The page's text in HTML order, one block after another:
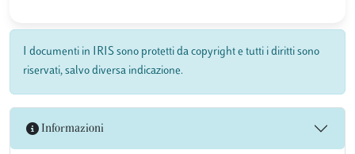
I documenti in IRIS sono protetti da copyright e tutti i diritti sono
riservati, salvo diversa indicazione.
Informazioni